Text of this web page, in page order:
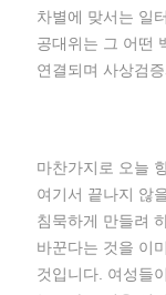
차별에 맞서는 일
공대위는 그 어떤
연결되며 사상검
마찬가지로 오늘
여기서 끝나지 않
침묵하게 만들려
바꾼다는 것을 이
것입니다. 여성들